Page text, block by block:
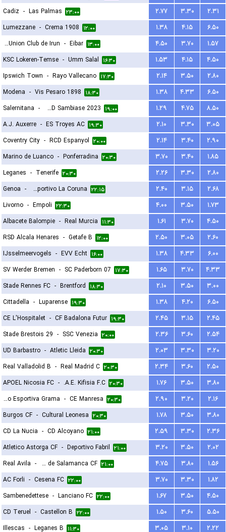
Cadiz - Las Palmas ۲۳:۰۰ ۲.۷۷ ۳.۳۰
۲.۳۱
Lumezzane - Crema 1908 ۱۲:۰۰ ۱.۳۸ ۴.۱۵
۶.۵۰
Real Union Club de Irun
- Eibar ۱۳:۰۰ ۴.۵۰ ۳.۷۰
۱.۵۷
KSC Lokeren-Temse - Umm Salal ۱۶:۳۰ ۱.۵۳ ۴.۱۵
۴.۵۰
Ipswich Town - Rayo Vallecano ۱۷:۳۰ ۲.۱۴ ۳.۵۰
۲.۸۰
Modena - Vis Pesaro 1898 ۱۸:۳۰ ۱.۳۸ ۴.۳۳
۶.۵۰
Salernitana - ASD Sambiase 2023 ۱۹:۰۰ ۱.۲۹ ۴.۷۵
۸.۵۰
A.J. Auxerre - ES Troyes AC ۱۹:۳۰ ۲.۱۰ ۳.۳۰
۳.۰۵
Coventry City - RCD Espanyol ۲۰:۰۰ ۲.۱۴ ۳.۴۰
۲.۹۰
Marino de Luanco - Ponferradina ۲۰:۳۰ ۳.۷۰ ۳.۴۰
۱.۸۵
Leganes - Tenerife ۲۰:۳۰ ۲.۲۶ ۳.۳۰
۲.۸۰
Genoa - Deportivo La Coruna ۲۲:۱۵ ۲.۴۰ ۳.۱۵
۲.۶۸
Livorno - Empoli ۲۲:۳۰ ۴.۰۰ ۳.۵۰
۱.۷۳
Albacete Balompie - Real Murcia ۱۱:۳۰ ۱.۶۱ ۳.۷۰
۴.۵۰
RSD Alcala Henares - Getafe B ۱۲:۰۰ ۲.۵۰ ۳.۰۵
۲.۶۰
IJsselmeervogels - EVV Echt ۱۶:۰۰ ۱.۳۸ ۴.۳۳
۶.۰۰
SV Werder Bremen - SC Paderborn 07 ۱۷:۳۰ ۱.۶۵ ۳.۷۰
۴.۳۳
Stade Rennes FC - Brentford ۱۸:۳۰ ۲.۱۰ ۳.۵۰
۳.۰۰
Cittadella - Luparense ۱۹:۳۰ ۱.۳۸ ۴.۲۰
۶.۵۰
CE L'Hospitalet - CF Badalona Futur ۱۹:۳۰ ۲.۴۵ ۳.۱۵
۲.۴۵
Stade Brestois 29 - SSC Venezia ۲۰:۰۰ ۲.۳۶ ۳.۶۰
۲.۵۴
UD Barbastro - Atletic Lleida ۲۰:۳۰ ۲.۰۳ ۳.۳۰
۳.۲۰
Real Valladolid B - Real Madrid C ۲۰:۳۰ ۲.۳۴ ۳.۶۰
۲.۵۰
APOEL Nicosia FC - A.E. Kifisia F.C. ۲۰:۳۰ ۱.۷۶ ۳.۵۰
۳.۸۰
Fundacio Esportiva Grama
- CE Manresa ۲۰:۳۰ ۲.۹۰ ۳.۲۰
۲.۱۶
Burgos CF - Cultural Leonesa ۲۰:۳۰ ۱.۷۸ ۳.۵۰
۳.۸۰
CD La Nucia - CD Alcoyano ۲۱:۰۰ ۲.۵۹ ۳.۳۰
۲.۳۶
Atletico Astorga CF - Deportivo Fabril ۲۱:۰۰ ۳.۲۰ ۳.۵۰
۲.۰۲
Real Avila - Unionistas de Salamanca CF ۲۱:۰۰ ۴.۷۵ ۳.۸۰
۱.۵۶
AC Forli - Cesena FC ۲۲:۰۰ ۳.۷۰ ۳.۳۰
۱.۸۲
Sambenedettese - Lanciano FC ۲۲:۰۰ ۱.۶۷ ۳.۵۰
۴.۵۰
CD Teruel - Castellon B ۲۲:۰۰ ۱.۵۰ ۳.۶۰
۵.۵۰
Illescas - Leganes B ۱۱:۳۰ ۳.۰۵ ۳.۱۰
۲.۲۲